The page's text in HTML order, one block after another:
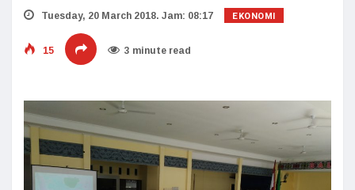
Tuesday, 20 March 2018. Jam: 08:17 EKONOMI
15 3 minute read